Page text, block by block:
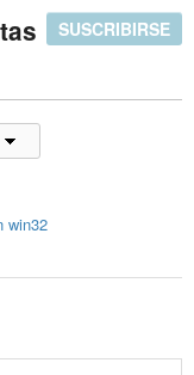
SUSCRIBIRSE
win32